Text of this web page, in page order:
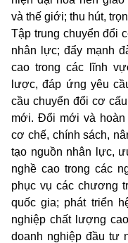
và thế giới; thu hút,
Tập trung chuyển đổi
nhân lực; đẩy mạnh
cao trong các lĩnh
lược, đáp ứng yêu
cầu chuyển đổi cơ
mới. Đổi mới và hoàn
cơ chế, chính sách,
tạo nguồn nhân lực,
nghề cao trong các
phục vụ các chương
quốc gia; phát triển
nghiệp chất lượng
doanh nghiệp đầu tư